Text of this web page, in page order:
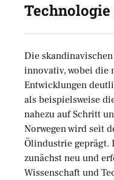
Die
innovativ, wobei die
Entwicklungen
als beispielsweise
nahezu auf Schritt
Norwegen wird seit
Ölindustrie geprägt.
zunächst neu und
Wissenschaft und